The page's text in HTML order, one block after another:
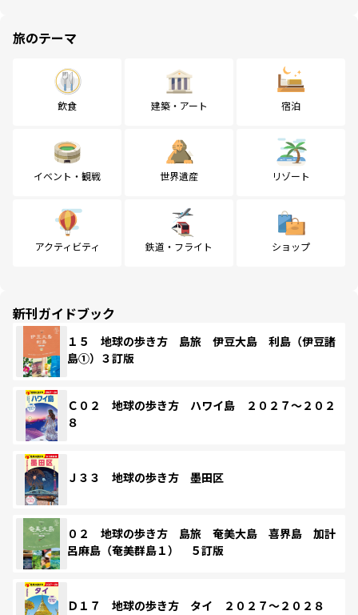
旅のテーマ
飲食 建築・アート 宿泊
イベント・観戦 世界遺産 リゾート
アクティビティ 鉄道・フライト ショップ
新刊ガイドブック
１５ 地球の歩き方 島旅 伊豆大島 利島（伊豆諸
島①）３訂版
Ｃ０２ 地球の歩き方 ハワイ島 ２０２７～２０２
８
Ｊ３３ 地球の歩き方 墨田区
０２ 地球の歩き方 島旅 奄美大島 喜界島 加計
呂麻島（奄美群島１） ５訂版
Ｄ１７ 地球の歩き方 タイ ２０２７～２０２８